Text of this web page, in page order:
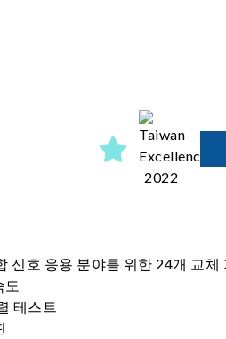
신호 응용 분야를 위한 24개 교체
도
테스트